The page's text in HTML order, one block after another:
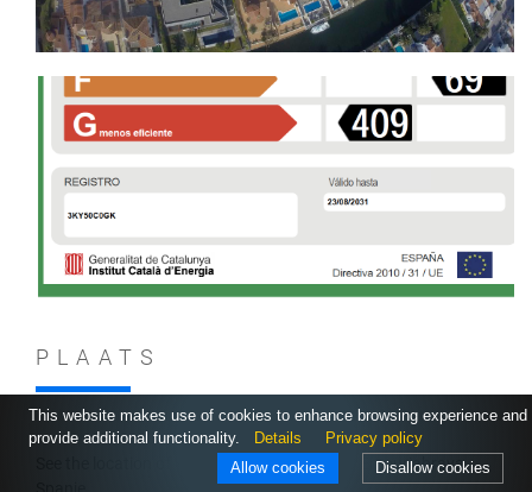
PLAATS
See the location of Villa CASA ESTRELLA* in Empuriabrava,
This website makes use of cookies to enhance browsing experience and
provide additional functionality.
Details
Privacy policy
Disallow cookies
Allow cookies